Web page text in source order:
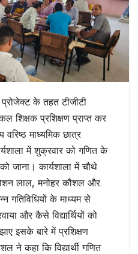
प्रोजेक्ट के तहत टीजीटी
शिक्षक प्रशिक्षण प्राप्त कर
माध्यमिक छात्र
में शुक्रवार को गणित के
जाना। कार्यशाला में चौथे
लाल, मनोहर कौशल और
गतिविधियों के माध्यम से
और कैसे विद्यार्थियों को
इसके बारे में प्रशिक्षण
ने कहा कि विद्यार्थी गणित